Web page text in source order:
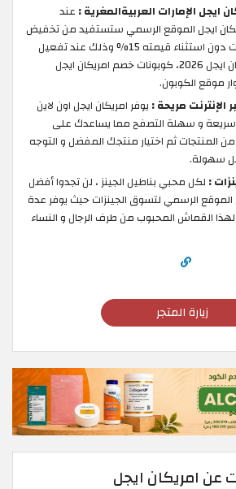
ايجل الإمارات العربيةالمغرية : عند
ايجل الموقع الرسمي ستستفيد من تخفيض
على كل المنتجات دون استثناء قيمته 15% وذلك عند تفعيل
كود خصم امريكان ايجل 2026، كوبونات خصم امريكان ايجل
موقع الكوبون.
مريحة : يوفر امريكان ايجل اون لاين
سريعة و سهلة التصفح مما يساعدك على
المنتجات ثم اختيار منتجك المفضل و التوجه
سهولة.
: لكل محبي بناطيل الجينز ، لن تجدوا أفضل
الموقع الرسمي لتسوق الجينزات حيث يوفر عدة
لهذا القماش المحبوب من طرف الرجال و النساء
زيارة المتجر
عن امريكان ايجل